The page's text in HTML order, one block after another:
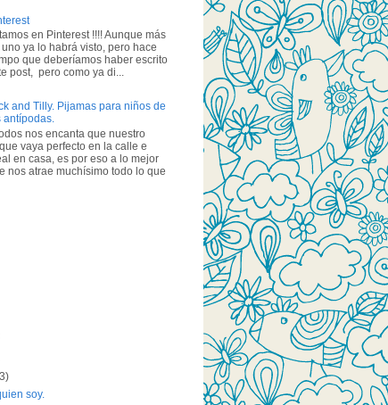
en Pinterest !!!! Aunque más
ya lo habrá visto, pero hace
que deberíamos haber escrito
post, pero como ya di...
and Tilly. Pijamas para niños de
antípodas.
nos encanta que nuestro
vaya perfecto en la calle e
en casa, es por eso a lo mejor
nos atrae muchísimo todo lo que
soy.